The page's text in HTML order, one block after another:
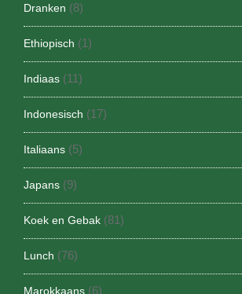
Dranken (8)
Ethiopisch (1)
Indiaas (11)
Indonesisch (17)
Italiaans (5)
Japans (9)
Koek en Gebak (81)
Lunch (76)
Marokkaans (6)